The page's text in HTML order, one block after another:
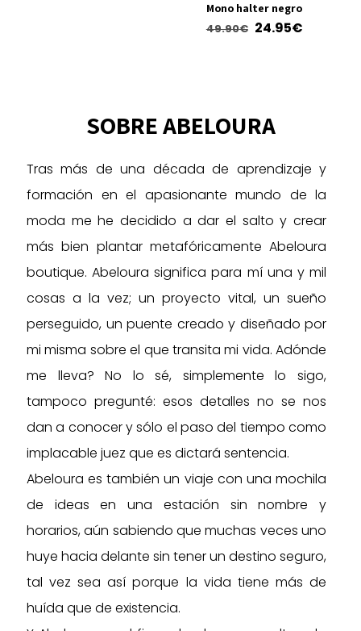
actual
opciones
pueden
en
la
página
producto
Mono halter negro
49.90€ El
24.95€El
variantes.
opciones
se
elegir
en
la
de
producto
SOBRE ABELOURA
Tras más de una década de aprendizaje y
formación en el apasionante mundo de la
moda me he decidido a dar el salto y crear
más bien plantar metafóricamente Abeloura
boutique. Abeloura significa para mí una y mil
cosas a la vez; un proyecto vital, un sueño
perseguido, un puente creado y diseñado por
mi misma sobre el que transita mi vida. Adónde
me lleva? No lo sé, simplemente lo sigo,
tampoco pregunté: esos detalles no se nos
dan a conocer y sólo el paso del tiempo como
implacable juez que es dictará sentencia.
Abeloura es también un viaje con una mochila
de ideas en una estación sin nombre y
horarios, aún sabiendo que muchas veces uno
huye hacia delante sin tener un destino seguro,
tal vez sea así porque la vida tiene más de
huída que de existencia.